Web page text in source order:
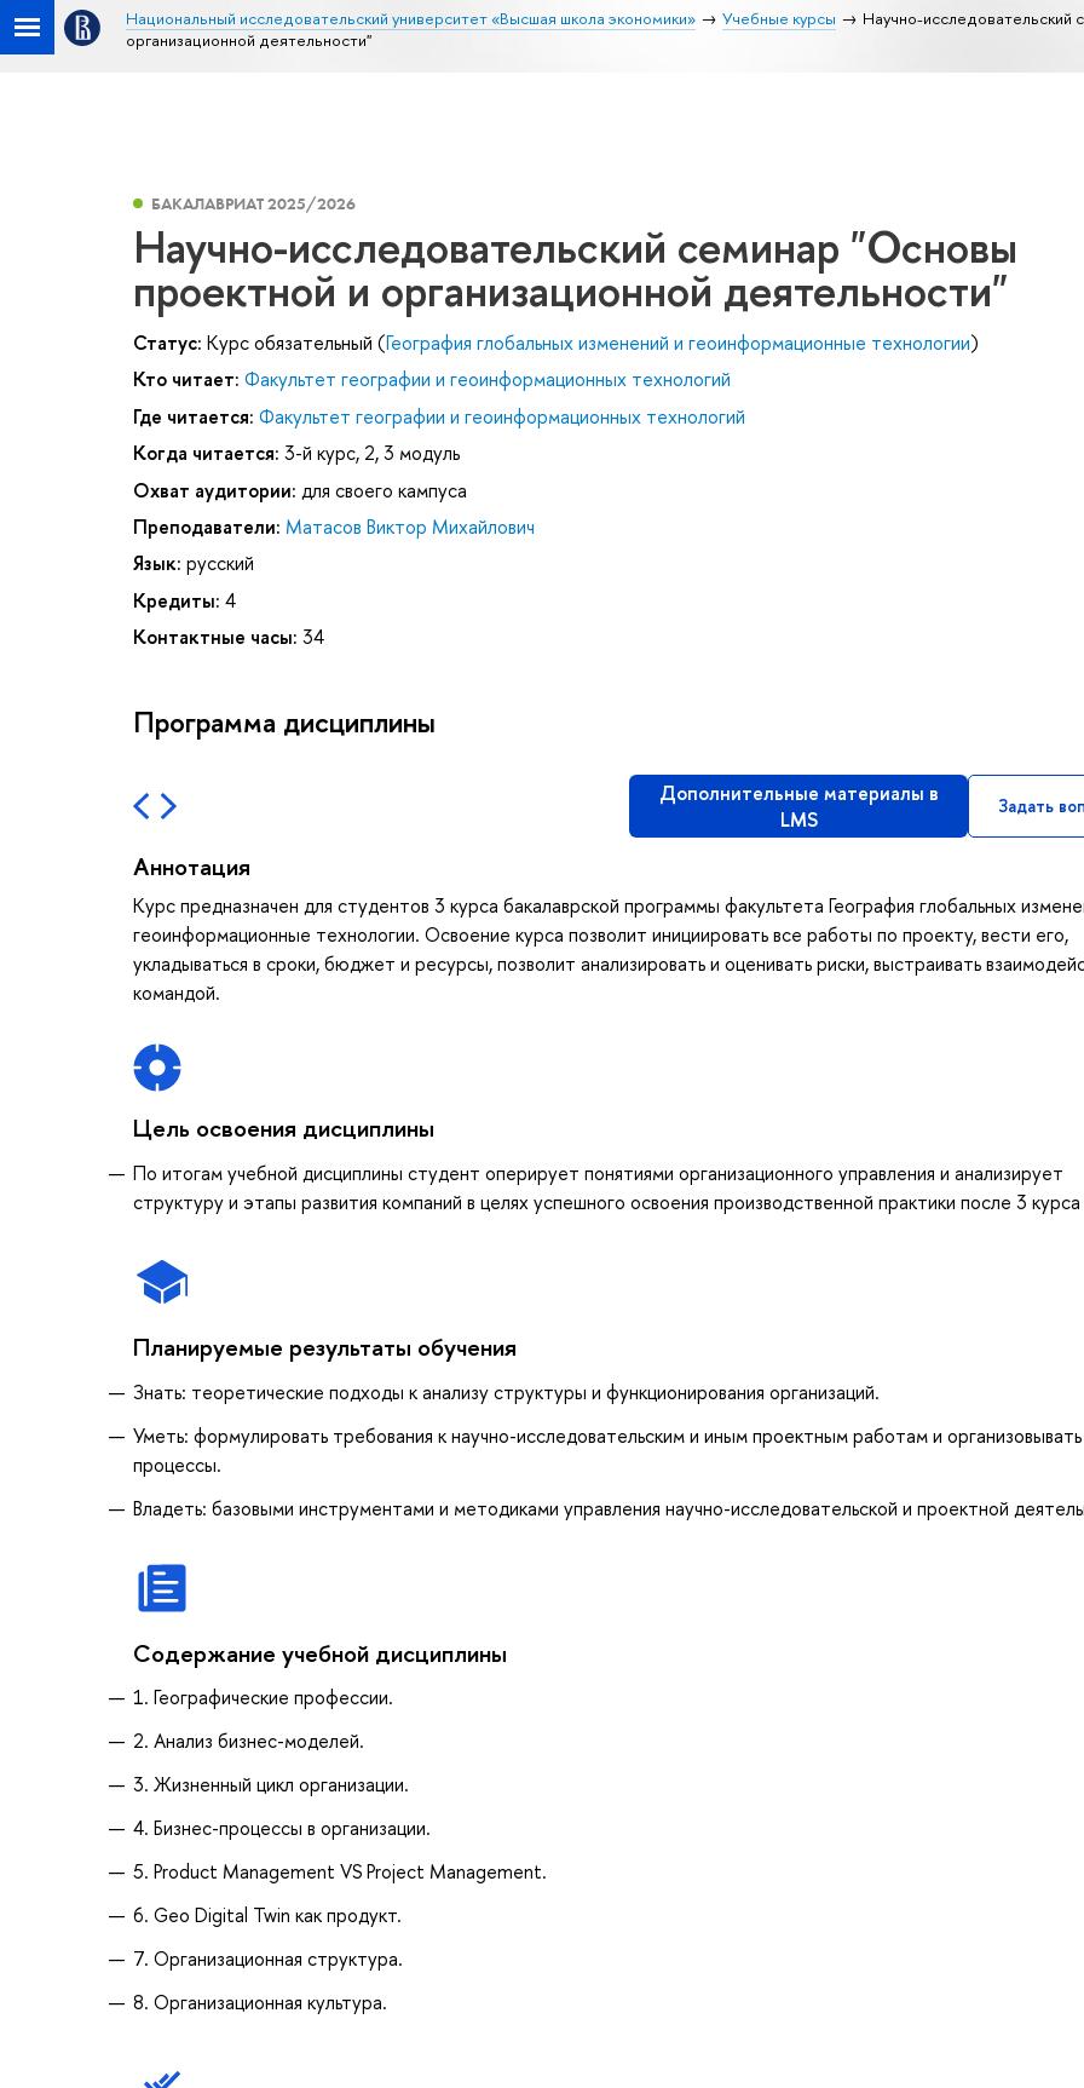
Национальный исследовательский университет «Высшая школа экономики» Учебные курсы
Научно-исследовательский
организационной деятельности"
БАКАЛАВРИАТ 2025/2026
Научно-исследовательский семинар "Основы
проектной и организационной деятельности"
Статус: Курс обязательный (География глобальных изменений и геоинформационные технологии)
Кто читает: Факультет географии и геоинформационных технологий
Где читается: Факультет географии и геоинформационных технологий
Когда читается: 3-й курс, 2, 3 модуль
Охват аудитории: для своего кампуса
Преподаватели: Матасов Виктор Михайлович
Язык: русский
Кредиты: 4
Контактные часы: 34
Программа дисциплины
Дополнительные материалы в
LMS
Задать
Аннотация
Курс предназначен для студентов 3 курса бакалаврской программы факультета География глобальных
геоинформационные технологии. Освоение курса позволит инициировать все работы по проекту, вести его,
укладываться в сроки, бюджет и ресурсы, позволит анализировать и оценивать риски, выстраивать
командой.
Цель освоения дисциплины
По итогам учебной дисциплины студент оперирует понятиями организационного управления и анализирует
структуру и этапы развития компаний в целях успешного освоения производственной практики после 3 курса
Планируемые результаты обучения
Знать: теоретические подходы к анализу структуры и функционирования организаций.
Уметь: формулировать требования к научно-исследовательским и иным проектным работам и
процессы.
Владеть: базовыми инструментами и методиками управления научно-исследовательской и проектной
Содержание учебной дисциплины
1. Географические профессии.
2. Анализ бизнес-моделей.
3. Жизненный цикл организации.
4. Бизнес-процессы в организации.
5. Product Management VS Project Management.
6. Geo Digital Twin как продукт.
7. Организационная структура.
8. Организационная культура.